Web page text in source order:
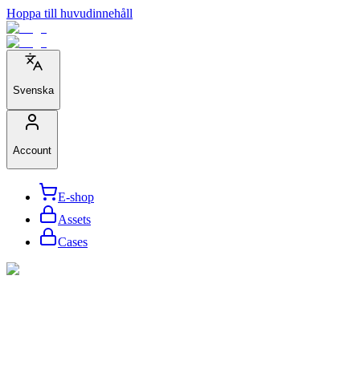
Hoppa till huvudinnehåll
Svenska
Account
E-shop
Assets
Cases